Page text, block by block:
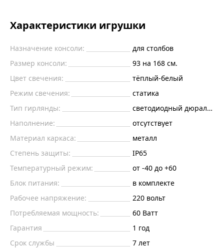
Характеристики игрушки
Назначение консоли:
для столбов
Размер консоли:
93 на 168 см.
Цвет свечения:
тёплый-белый
Режим свечения:
статика
Тип гирлянды:
светодиодный дюралайт
Наполнение:
отсутствует
Материал каркаса:
металл
Степень защиты:
IP65
Температурный режим:
от -40 до +60
Блок питания:
в комплекте
Рабочее напряжение:
220 вольт
Потребляемая мощность:
60 Ватт
Гарантия
1 год
Срок службы
7 лет